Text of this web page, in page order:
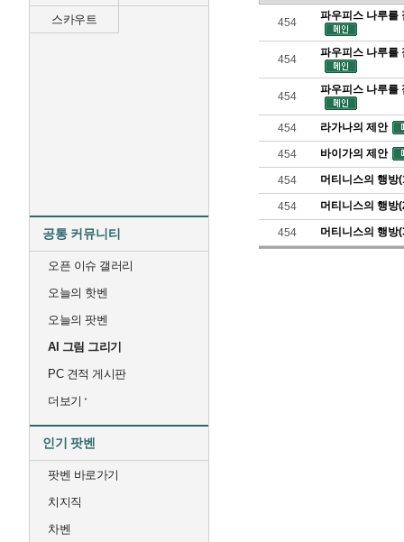
스카우트
공통 커뮤니티
오픈 이슈 갤러리
오늘의 핫벤
오늘의 팟벤
AI 그림 그리기
PC 견적 게시판
더보기
인기 팟벤
팟벤 바로가기
치지직
차벤
454
파우피스 나루를
454
파우피스 나루를
454
파우피스 나루를
454 라가나의 제안
454 바이가의 제안
454 머티니스의 행방
454 머티니스의 행방
454 머티니스의 행방